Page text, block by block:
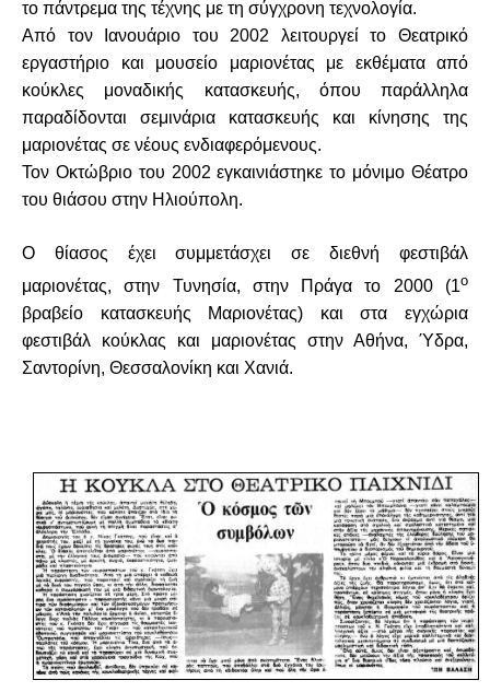
το πάντρεμα της τέχνης με τη σύγχρονη τεχνολογία.
Από τον Ιανουάριο του 2002 λειτουργεί το Θεατρικό
εργαστήριο και μουσείο μαριονέτας με εκθέματα από
κούκλες μοναδικής κατασκευής, όπου παράλληλα
παραδίδονται σεμινάρια κατασκευής και κίνησης της
μαριονέτας σε νέους ενδιαφερόμενους.
Τον Οκτώβριο του 2002 εγκαινιάστηκε το μόνιμο Θέατρο
του θιάσου στην Ηλιούπολη.
Ο θίασος έχει συμμετάσχει σε διεθνή φεστιβάλ
μαριονέτας, στην Τυνησία, στην Πράγα το 2000 (1ο
βραβείο κατασκευής Μαριονέτας) και στα εγχώρια
φεστιβάλ κούκλας και μαριονέτας στην Αθήνα, Ύδρα,
Σαντορίνη, Θεσσαλονίκη και Χανιά.